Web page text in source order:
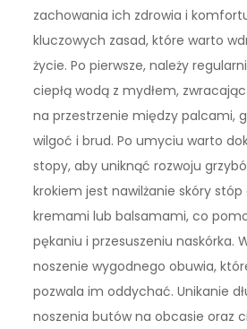
zachowania ich zdrowia i
kluczowych zasad, które warto
życie. Po pierwsze, należy
ciepłą wodą z mydłem,
na przestrzenie między palcami,
wilgoć i brud. Po umyciu warto
stopy, aby uniknąć rozwoju
krokiem jest nawilżanie skóry
kremami lub balsamami, co
pękaniu i przesuszeniu naskórka.
noszenie wygodnego obuwia,
pozwala im oddychać. Unikanie
noszenia butów na obcasie oraz